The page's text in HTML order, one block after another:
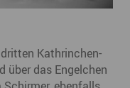
Kathrinchen-
über das Engelchen